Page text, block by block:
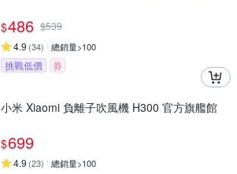
$486 $539
4.9 (34) 總銷量>100
挑戰低價 券
小米 Xiaomi 負離子吹風機 H300 官方旗艦館
$699
4.9 (23) 總銷量>100